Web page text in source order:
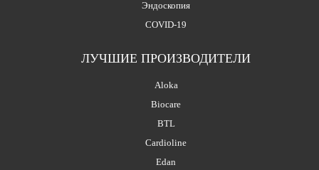
Эндоскопия
COVID-19
ЛУЧШИЕ ПРОИЗВОДИТЕЛИ
Aloka
Biocare
BTL
Cardioline
Edan